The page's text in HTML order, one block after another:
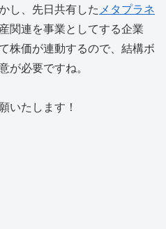
し、先日共有した メタプラネ
関連を事業としてする企業
株価が連動するので、結構ボ
が必要ですね。
いたします！